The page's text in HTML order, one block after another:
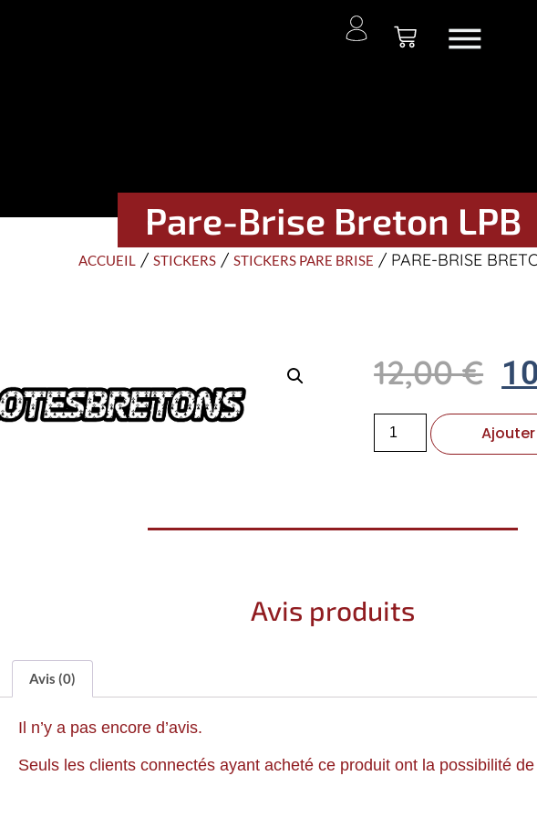
Pare-Brise Breton LPB
ACCUEIL / STICKERS / STICKERS PARE BRISE / PARE-BRISE
12,00€
Ajouter
Avis produits
Avis (0)
Il n’y a pas encore d’avis.
Seuls les clients connectés ayant acheté ce produit ont la possibilité